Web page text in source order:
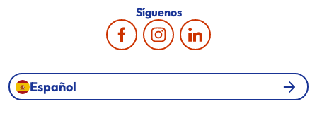
Síguenos
Español